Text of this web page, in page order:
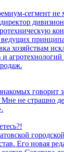
сегмент не
хозяйствам
агротехнологий
говорит
Мне не страшно
Его новая